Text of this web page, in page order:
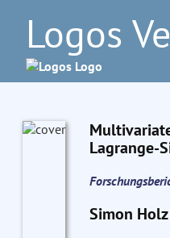
Logos
Lagrange-
Simon Holz